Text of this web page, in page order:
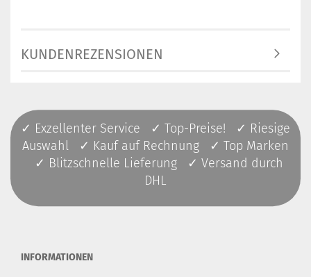
KUNDENREZENSIONEN
✓ Exzellenter Service ✓ Top-Preise! ✓ Riesige
Auswahl ✓ Kauf auf Rechnung ✓ Top Marken
✓ Blitzschnelle Lieferung ✓ Versand durch
DHL
INFORMATIONEN